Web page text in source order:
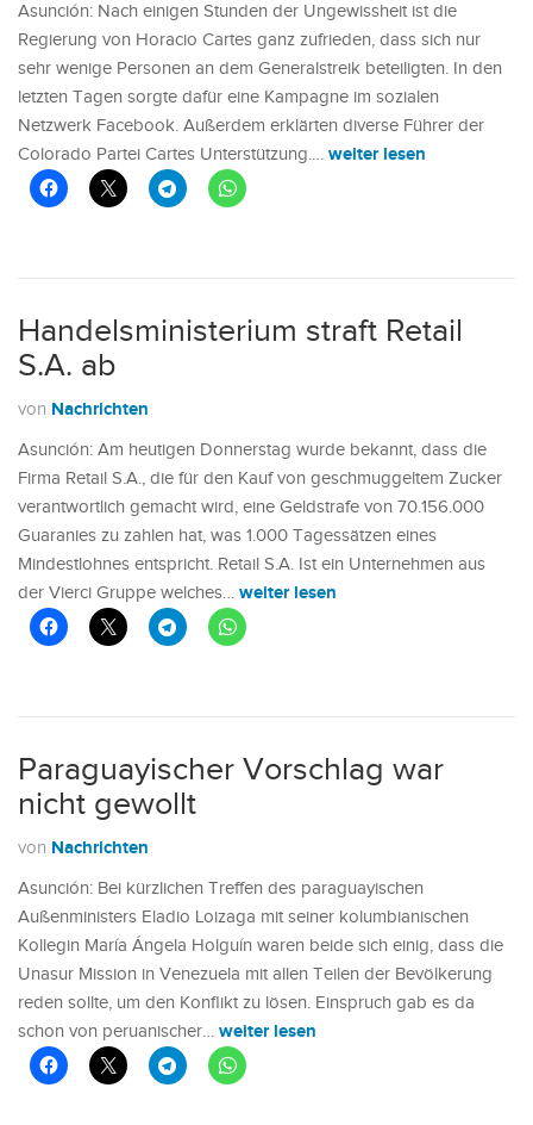
Asunción: Nach einigen Stunden der Ungewissheit ist die
Regierung von Horacio Cartes ganz zufrieden, dass sich nur
sehr wenige Personen an dem Generalstreik beteiligten. In den
letzten Tagen sorgte dafür eine Kampagne im sozialen
Netzwerk Facebook. Außerdem erklärten diverse Führer der
Colorado Partei Cartes Unterstützung.… weiter lesen
Handelsministerium straft Retail
S.A. ab
von Nachrichten
Asunción: Am heutigen Donnerstag wurde bekannt, dass die
Firma Retail S.A., die für den Kauf von geschmuggeltem Zucker
verantwortlich gemacht wird, eine Geldstrafe von 70.156.000
Guaranies zu zahlen hat, was 1.000 Tagessätzen eines
Mindestlohnes entspricht. Retail S.A. Ist ein Unternehmen aus
der Vierci Gruppe welches… weiter lesen
Paraguayischer Vorschlag war
nicht gewollt
von Nachrichten
Asunción: Bei kürzlichen Treffen des paraguayischen
Außenministers Eladio Loizaga mit seiner kolumbianischen
Kollegin María Ángela Holguín waren beide sich einig, dass die
Unasur Mission in Venezuela mit allen Teilen der Bevölkerung
reden sollte, um den Konflikt zu lösen. Einspruch gab es da
schon von peruanischer… weiter lesen